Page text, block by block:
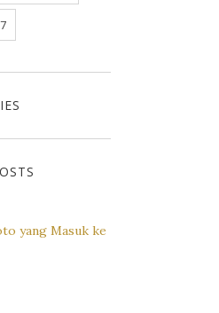
yang Masuk ke